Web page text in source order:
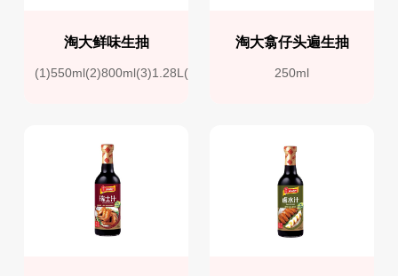
淘大鲜味生抽
(1)550ml(2)800ml(3)1.28L(4)1.9L
淘大翕仔头遍生抽
250ml